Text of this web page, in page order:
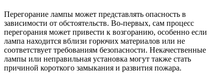
Перегорание лампы может представлять опасность в
зависимости от обстоятельств. Во-первых, сам процесс
перегорания может привести к возгоранию, особенно если
лампа находится вблизи горючих материалов или не
соответствует требованиям безопасности. Некачественные
лампы или неправильная установка могут также стать
причиной короткого замыкания и развития пожара.